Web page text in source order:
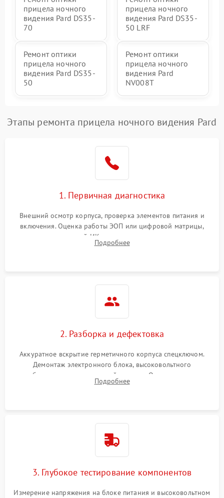
прицела ночного
видения Pard DS35-
70
прицела ночного
видения Pard DS35-
50 LRF
Ремонт оптики
прицела ночного
видения Pard DS35-
50
Ремонт оптики
прицела ночного
видения Pard
NV008T
Этапы ремонта прицела ночного видения Pard
1. Первичная диагностика
Внешний осмотр корпуса, проверка элементов питания и
включения. Оценка работы ЭОП или цифровой матрицы,
проверка встроенной ИК-подсветки и механизма выверки
прицельной сетки. Выявление видимых дефектов оптики и
Подробнее
2. Разборка и дефектовка
Аккуратное вскрытие герметичного корпуса спецключом.
Демонтаж электронного блока, высоковольтного
преобразователя и оптической системы. Осмотр контактов
на окисление и проверка целостности уплотнительных
Подробнее
3. Глубокое тестирование компонентов
Измерение напряжения на блоке питания и высоковольтном